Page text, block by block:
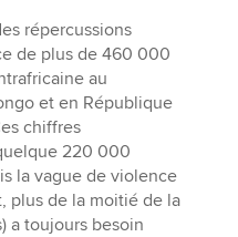
répercussions
de plus de 460 000
au
et en République
chiffres
220 000
la vague de violence
plus de la moitié de la
a toujours besoin